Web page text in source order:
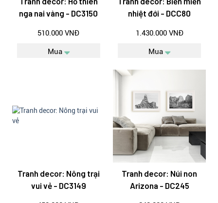
nga nai vàng - DC3150
510.000 VNĐ
Mua
nhiệt đới - DCC80
1.430.000 VNĐ
Mua
Tranh decor: Nông trại
vui vẻ - DC3149
Tranh decor: Núi non
Arizona - DC245